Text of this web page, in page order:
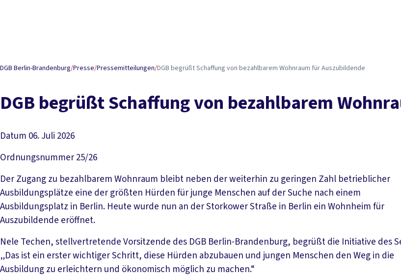
DGB Berlin-Brandenburg/Presse/Pressemitteilungen/DGB begrüßt Schaffung von bezahlbarem Wohnraum für Auszubildende
DGB begrüßt Schaffung von bezahlbarem
Datum 06. Juli 2026
Ordnungsnummer25/26
Der Zugang zu bezahlbarem Wohnraum bleibt neben der weiterhin zu geringen Zahl betrieblicher
Ausbildungsplätze eine der größten Hürden für junge Menschen auf der Suche nach einem
Ausbildungsplatz in Berlin. Heute wurde nun an der Storkower Straße in Berlin ein Wohnheim für
Auszubildende eröffnet.
Nele Techen, stellvertretende Vorsitzende des DGB Berlin-Brandenburg, begrüßt die Initiative des
„Das ist ein erster wichtiger Schritt, diese Hürden abzubauen und jungen Menschen den Weg in die
Ausbildung zu erleichtern und ökonomisch möglich zu machen.“